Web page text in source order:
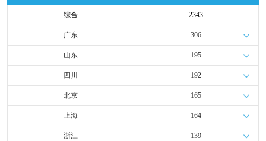
团在哈尔滨的业务拓展和延伸提供大力支持。
综合 2343
广东 306
山东 195
四川 192
北京 165
上海 164
浙江 139